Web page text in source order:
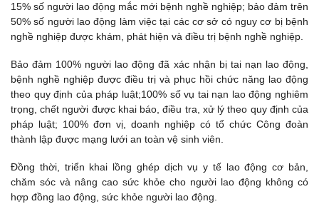
15% số người lao động mắc mới bệnh nghề nghiệp; bảo đảm trên
50% số người lao động làm việc tại các cơ sở có nguy cơ bị bệnh
nghề nghiệp được khám, phát hiện và điều trị bệnh nghề nghiệp.
Bảo đảm 100% người lao động đã xác nhận bị tai nạn lao động,
bệnh nghề nghiệp được điều trị và phục hồi chức năng lao động
theo quy định của pháp luật;100% số vụ tai nạn lao động nghiêm
trọng, chết người được khai báo, điều tra, xử lý theo quy định của
pháp luật; 100% đơn vị, doanh nghiệp có tổ chức Công đoàn
thành lập được mạng lưới an toàn vệ sinh viên.
Đồng thời, triển khai lồng ghép dịch vụ y tế lao động cơ bản,
chăm sóc và nâng cao sức khỏe cho người lao động không có
hợp đồng lao động, sức khỏe người lao động.